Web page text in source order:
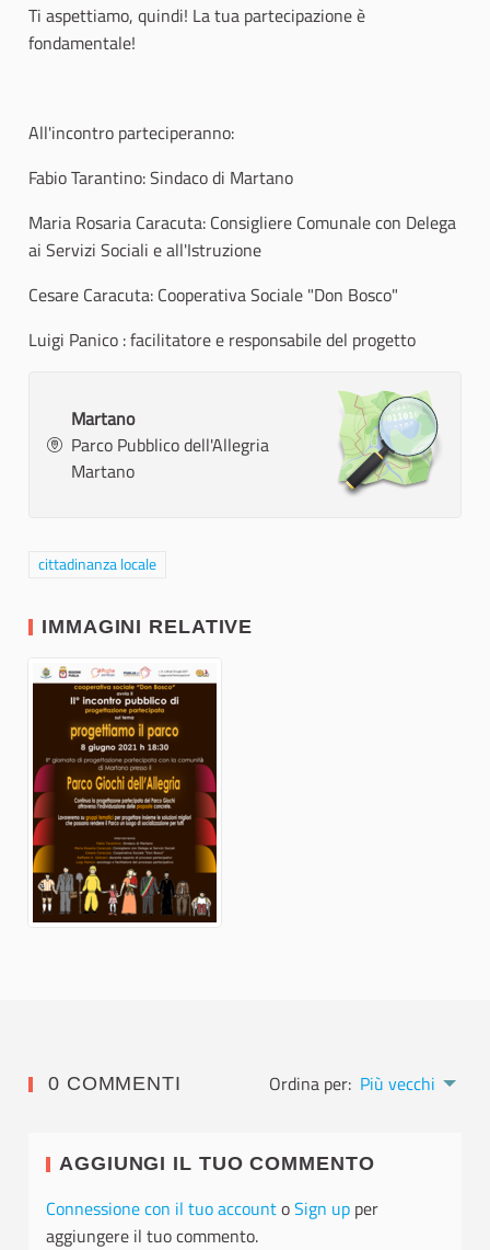
Ti aspettiamo, quindi! La tua partecipazione è
fondamentale!
All'incontro parteciperanno:
Fabio Tarantino: Sindaco di Martano
Maria Rosaria Caracuta: Consigliere Comunale con Delega
ai Servizi Sociali e all'Istruzione
Cesare Caracuta: Cooperativa Sociale "Don Bosco"
Luigi Panico : facilitatore e responsabile del progetto
Martano
Parco Pubblico dell'Allegria
Martano
Filtra i risultati per categoria: cittadinanza locale
cittadinanza locale
IMMAGINI RELATIVE
0 COMMENTI Ordina per: Più vecchi
AGGIUNGI IL TUO COMMENTO
Connessione con il tuo accountoSign up per
aggiungere il tuo commento.